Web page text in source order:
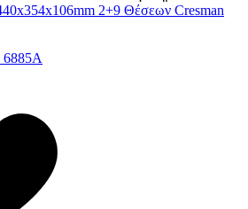
2+9 Θέσεων Cresman